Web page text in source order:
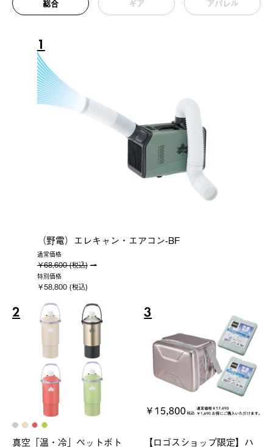
総合 ギア アパレル
1
（野電）エレキャン・エアコン-BF
通常価格
￥68,600 (税込)
特別価格
￥58,800 (税込)
2
真空「温・冷」ペットボト
3
【ロゴスショップ限定】ハ